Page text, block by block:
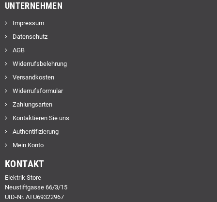
UNTERNEHMEN
Impressum
Datenschutz
AGB
Widerrufsbelehrung
Versandkosten
Widerrufsformular
Zahlungsarten
Kontaktieren Sie uns
Authentifizierung
Mein Konto
KONTAKT
Elektrik Store
Neustiftgasse 66/3/15
UID-Nr. ATU69322967